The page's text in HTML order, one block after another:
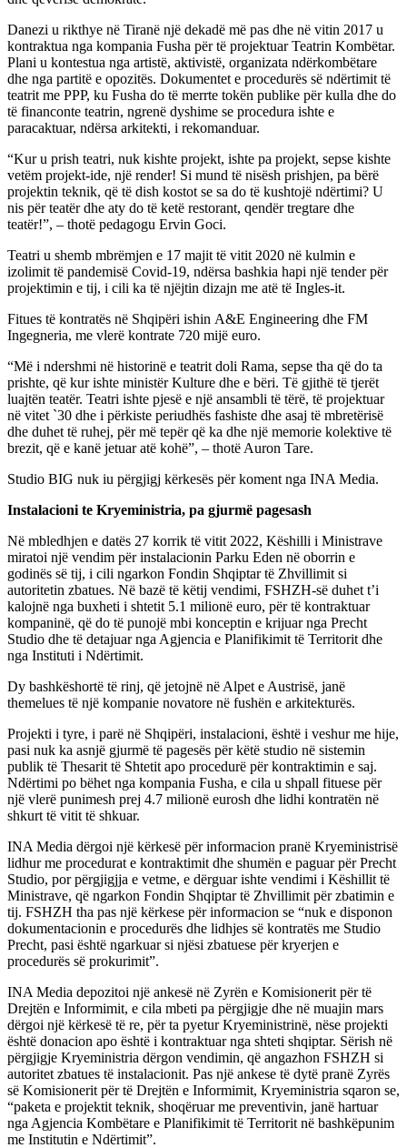
Danezi u rikthye në Tiranë një dekadë më pas dhe në vitin 2017 u
kontraktua nga kompania Fusha për të projektuar Teatrin Kombëtar.
Plani u kontestua nga artistë, aktivistë, organizata ndërkombëtare
dhe nga partitë e opozitës. Dokumentet e procedurës së ndërtimit të
teatrit me PPP, ku Fusha do të merrte tokën publike për kulla dhe do
të financonte teatrin, ngrenë dyshime se procedura ishte e
paracaktuar, ndërsa arkitekti, i rekomanduar.
“Kur u prish teatri, nuk kishte projekt, ishte pa projekt, sepse kishte
vetëm projekt-ide, një render! Si mund të nisësh prishjen, pa bërë
projektin teknik, që të dish kostot se sa do të kushtojë ndërtimi? U
nis për teatër dhe aty do të ketë restorant, qendër tregtare dhe
teatër!”, – thotë pedagogu Ervin Goci.
Teatri u shemb mbrëmjen e 17 majit të vitit 2020 në kulmin e
izolimit të pandemisë Covid-19, ndërsa bashkia hapi një tender për
projektimin e tij, i cili ka të njëjtin dizajn me atë të Ingles-it.
Fitues të kontratës në Shqipëri ishin A&E Engineering dhe FM
Ingegneria, me vlerë kontrate 720 mijë euro.
“Më i ndershmi në historinë e teatrit doli Rama, sepse tha që do ta
prishte, që kur ishte ministër Kulture dhe e bëri. Të gjithë të tjerët
luajtën teatër. Teatri ishte pjesë e një ansambli të tërë, të projektuar
në vitet `30 dhe i përkiste periudhës fashiste dhe asaj të mbretërisë
dhe duhet të ruhej, për më tepër që ka dhe një memorie kolektive të
brezit, që e kanë jetuar atë kohë”, – thotë Auron Tare.
Studio BIG nuk iu përgjigj kërkesës për koment nga INA Media.
Instalacioni te Kryeministria, pa gjurmë pagesash
Në mbledhjen e datës 27 korrik të vitit 2022, Këshilli i Ministrave
miratoi një vendim për instalacionin Parku Eden në oborrin e
godinës së tij, i cili ngarkon Fondin Shqiptar të Zhvillimit si
autoritetin zbatues. Në bazë të këtij vendimi, FSHZH-së duhet t’i
kalojnë nga buxheti i shtetit 5.1 milionë euro, për të kontraktuar
kompaninë, që do të punojë mbi konceptin e krijuar nga Precht
Studio dhe të detajuar nga Agjencia e Planifikimit të Territorit dhe
nga Instituti i Ndërtimit.
Dy bashkëshortë të rinj, që jetojnë në Alpet e Austrisë, janë
themelues të një kompanie novatore në fushën e arkitekturës.
Projekti i tyre, i parë në Shqipëri, instalacioni, është i veshur me hije,
pasi nuk ka asnjë gjurmë të pagesës për këtë studio në sistemin
publik të Thesarit të Shtetit apo procedurë për kontraktimin e saj.
Ndërtimi po bëhet nga kompania Fusha, e cila u shpall fituese për
një vlerë punimesh prej 4.7 milionë eurosh dhe lidhi kontratën në
shkurt të vitit të shkuar.
INA Media dërgoi një kërkesë për informacion pranë Kryeministrisë
lidhur me procedurat e kontraktimit dhe shumën e paguar për Precht
Studio, por përgjigjja e vetme, e dërguar ishte vendimi i Këshillit të
Ministrave, që ngarkon Fondin Shqiptar të Zhvillimit për zbatimin e
tij. FSHZH tha pas një kërkese për informacion se “nuk e disponon
dokumentacionin e procedurës dhe lidhjes së kontratës me Studio
Precht, pasi është ngarkuar si njësi zbatuese për kryerjen e
procedurës së prokurimit”.
INA Media depozitoi një ankesë në Zyrën e Komisionerit për të
Drejtën e Informimit, e cila mbeti pa përgjigje dhe në muajin mars
dërgoi një kërkesë të re, për ta pyetur Kryeministrinë, nëse projekti
është donacion apo është i kontraktuar nga shteti shqiptar. Sërish në
përgjigje Kryeministria dërgon vendimin, që angazhon FSHZH si
autoritet zbatues të instalacionit. Pas një ankese të dytë pranë Zyrës
së Komisionerit për të Drejtën e Informimit, Kryeministria sqaron se,
“paketa e projektit teknik, shoqëruar me preventivin, janë hartuar
nga Agjencia Kombëtare e Planifikimit të Territorit në bashkëpunim
me Institutin e Ndërtimit”.